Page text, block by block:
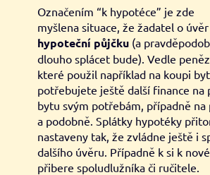
Označením “k hypotéce” je zde
myšlena situace, že žadatel o
hypoteční půjčku(a
dlouho splácet bude). Vedle
které použil například na koupi
potřebujete ještě další finance na
bytu svým potřebám, případně na
a podobně. Splátky hypotéky
nastaveny tak, že zvládne ještě i
dalšího úvěru. Případně k si k
přibere spoludlužníka či ručitele.